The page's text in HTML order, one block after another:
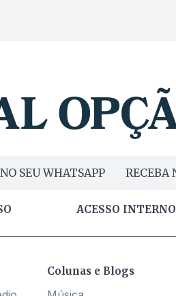
SEU WHATSAPP RECEBA
ACESSO INTERNO
Colunas e Blogs